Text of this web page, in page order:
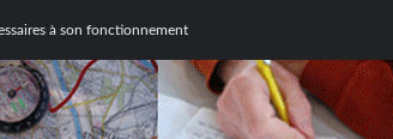
à son fonctionnement